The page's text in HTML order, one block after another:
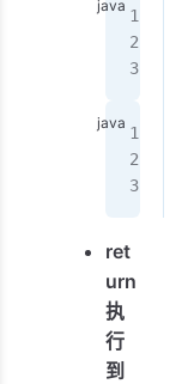
ret
urn
执
行
到